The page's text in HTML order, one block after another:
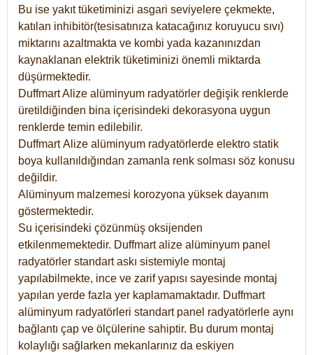
Bu ise yakıt tüketiminizi asgari seviyelere çekmekte,
katılan inhibitör(tesisatınıza katacağınız koruyucu sıvı)
miktarını azaltmakta ve kombi yada kazanınızdan
kaynaklanan elektrik tüketiminizi önemli miktarda
düşürmektedir.
Duffmart Alize alüminyum radyatörler değişik renklerde
üretildiğinden bina içerisindeki dekorasyona uygun
renklerde temin edilebilir.
DuffmartAlize alüminyum radyatörlerde elektro statik
boya kullanıldığından zamanla renk solması söz konusu
değildir.
Alüminyum malzemesi korozyona yüksek dayanım
göstermektedir.
Su içerisindeki çözünmüş oksijenden
etkilenmemektedir. Duffmart alize alüminyum panel
radyatörler standart askı sistemiyle montaj
yapılabilmekte, ince ve zarif yapısı sayesinde montaj
yapılan yerde fazla yer kaplamamaktadır. Duffmart
alüminyum radyatörleri standart panel radyatörlerle aynı
bağlantı çap ve ölçülerine sahiptir. Bu durum montaj
kolaylığı sağlarken mekanlarınız da eskiyen